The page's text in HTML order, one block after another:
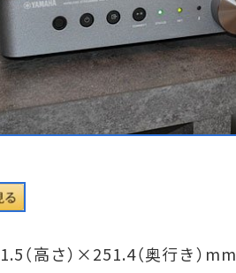
（高さ）×251.4（奥行き）